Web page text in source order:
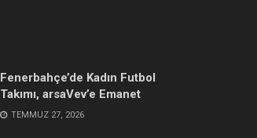
Fenerbahçe’de Kadın Futbol
Takımı, arsaVev’e Emanet
TEMMUZ 27, 2026